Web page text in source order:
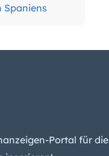
Hitze
das liegt
an diesem
Portal für die